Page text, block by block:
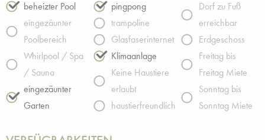
beheizter Pool
eingezäunter
Poolbereich
Whirlpool / Spa
/ Sauna
eingezäunter
Garten
pingpong
trampoline
Glasfaserinternet
Klimaanlage
Keine Haustiere
erlaubt
haustierfreundlich
Dorf zu Fuß
erreichbar
Erdgeschoss
Freitag bis
Freitag Miete
Sonntag bis
Sonntag Miete